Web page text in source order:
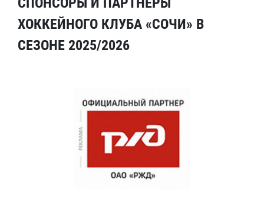
ХОККЕЙНОГО КЛУБА «СОЧИ» В
СЕЗОНЕ 2025/2026